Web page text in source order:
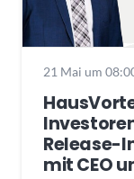
21 Mai um
Release-
mit CEO